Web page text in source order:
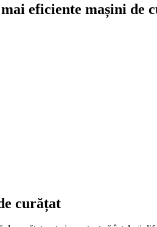
eficiente mașini de
curățat